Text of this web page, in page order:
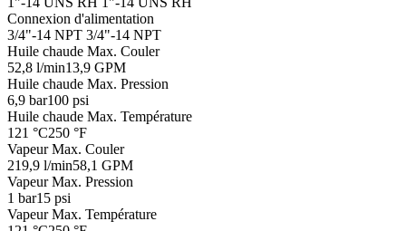
Connexion d'alimentation
3/4"-14 NPT 3/4"-14 NPT
Huile chaude Max. Couler
52,8 l/min13,9 GPM
Huile chaude Max. Pression
6,9 bar100 psi
Huile chaude Max. Température
121 °C250 °F
Vapeur Max. Couler
219,9 l/min58,1 GPM
Vapeur Max. Pression
1 bar15 psi
Vapeur Max. Température